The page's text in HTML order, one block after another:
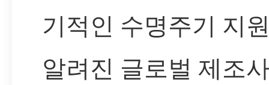
기적인 수명주기 지
알려진 글로벌 제조